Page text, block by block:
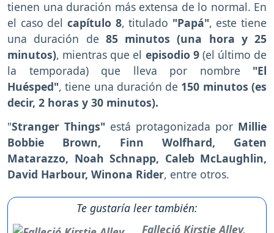
tienen una duración más extensa de lo normal. En
el caso del capítulo 8, titulado "Papá", este tiene
una duración de 85 minutos (una hora y 25
minutos), mientras que el episodio 9(el último de
la temporada) que lleva por nombre "El
Huésped", tiene una duración de 150 minutos (es
decir, 2 horas y 30 minutos).
"Stranger Things" está protagonizada por Millie
Bobbie Brown, Finn Wolfhard, Gaten
Matarazzo, Noah Schnapp, Caleb McLaughlin,
David Harbour, Winona Rider, entre otros.
Te gustaría leer también:
Falleció Kirstie Alley,